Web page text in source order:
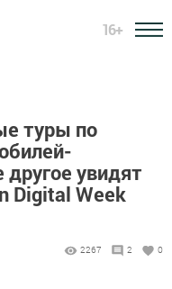
16+
туры по
другое увидят
Digital Week
2267 2 0